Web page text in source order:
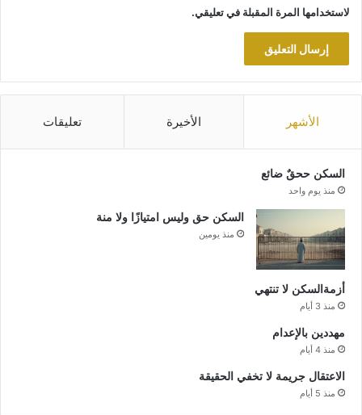
لاستخدامها المرة المقبلة في تعليقي.
الأشهر الأخيرة تعليقات
السكن ححقٌ ضائع
منذ يوم واحد
السكن حق وليس امتيازًا ولا منة
منذ يومين
أزمةالسكن لا تنتهي
منذ 3 أيام
مهددين بالإعدام
منذ 4 أيام
الاعتقال جريمة لا تخفي الحقيقة
منذ 5 أيام